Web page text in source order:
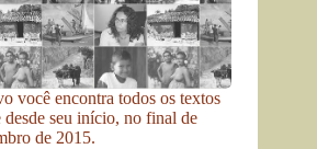
você encontra todos os textos
desde seu início, no final de
de 2015.